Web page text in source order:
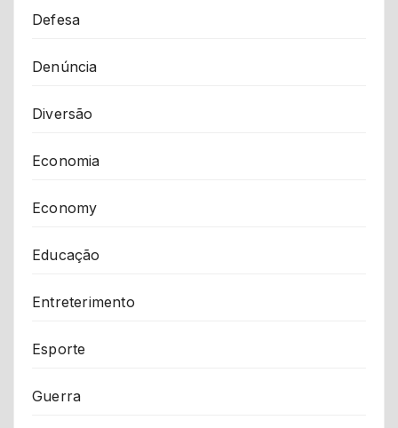
Defesa
Denúncia
Diversão
Economia
Economy
Educação
Entreterimento
Esporte
Guerra